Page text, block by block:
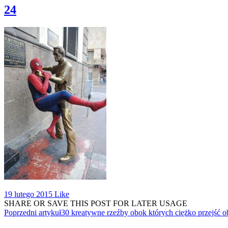
24
19 lutego 2015 Like
SHARE OR SAVE THIS POST FOR LATER USAGE
Poprzedni artykuł30 kreatywne rzeźby obok których ciężko przejść